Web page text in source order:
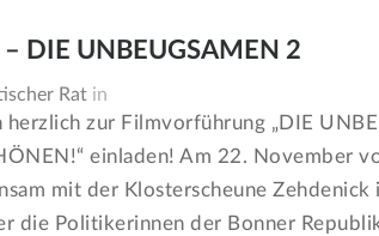
DIE UNBEUGSAMEN 2
Rat in
zur Filmvorführung „DIE
einladen! Am 22. November
mit der Klosterscheune Zehdenick
die Politikerinnen der Bonner